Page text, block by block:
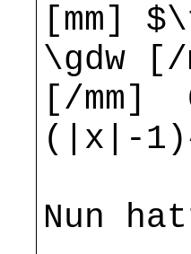
[mm]
\gdw [/
[/mm]
(|x|-
Nun